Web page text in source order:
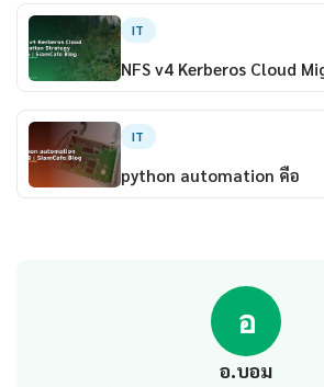
IT
NFS v4 Kerberos Cloud
IT
python automation คือ
อ
อ.บอม